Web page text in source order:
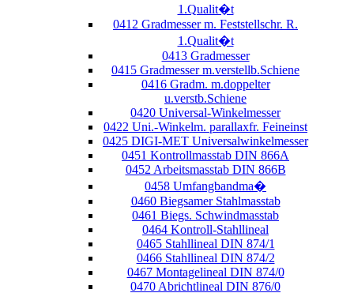
1.Qualit�t
0412 Gradmesser m. Feststellschr. R.
1.Qualit�t
0413 Gradmesser
0415 Gradmesser m.verstellb.Schiene
0416 Gradm. m.doppelter
u.verstb.Schiene
0420 Universal-Winkelmesser
0422 Uni.-Winkelm. parallaxfr. Feineinst
0425 DIGI-MET Universalwinkelmesser
0451 Kontrollmasstab DIN 866A
0452 Arbeitsmasstab DIN 866B
0458 Umfangbandma�
0460 Biegsamer Stahlmasstab
0461 Biegs. Schwindmasstab
0464 Kontroll-Stahllineal
0465 Stahllineal DIN 874/1
0466 Stahllineal DIN 874/2
0467 Montagelineal DIN 874/0
0470 Abrichtlineal DIN 876/0